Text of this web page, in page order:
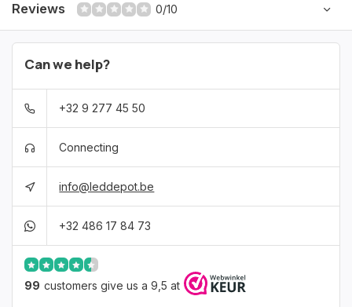
Reviews 0/10
Can we help?
+32 9 277 45 50
Connecting
info@leddepot.be
+32 486 17 84 73
99 customers give us a 9,5 at